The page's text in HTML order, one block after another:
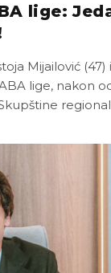
lige:
Mijailović (47)
lige, nakon